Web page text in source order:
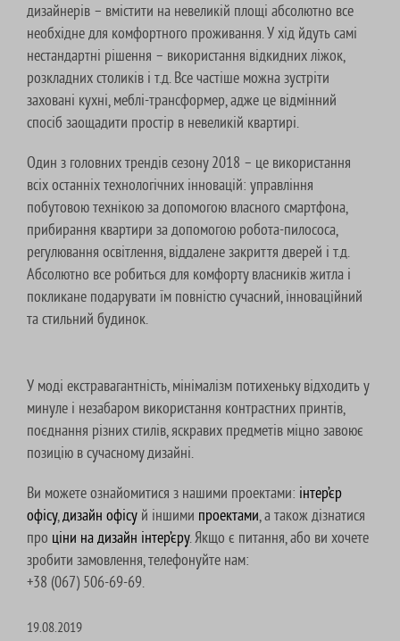
дизайнерів – вмістити на невеликій площі абсолютно все
необхідне для комфортного проживання. У хід йдуть самі
нестандартні рішення – використання відкидних ліжок,
розкладних столиків і т.д. Все частіше можна зустріти
заховані кухні, меблі-трансформер, адже це відмінний
спосіб заощадити простір в невеликій квартирі.
Один з головних трендів сезону 2018 – це використання
всіх останніх технологічних інновацій: управління
побутовою технікою за допомогою власного смартфона,
прибирання квартири за допомогою робота-пилососа,
регулювання освітлення, віддалене закриття дверей і т.д.
Абсолютно все робиться для комфорту власників житла і
покликане подарувати їм повністю сучасний, інноваційний
та стильний будинок.
У моді екстравагантність, мінімалізм потихеньку відходить у
минуле і незабаром використання контрастних принтів,
поєднання різних стилів, яскравих предметів міцно завоює
позицію в сучасному дизайні.
Ви можете ознайомитися з нашими проектами: інтер’єр
офісу,дизайн офісу й іншими проектами, а також дізнатися
про ціни на дизайн інтер’єру. Якщо є питання, або ви хочете
зробити замовлення, телефонуйте нам:
+38 (067) 506-69-69.
19.08.2019